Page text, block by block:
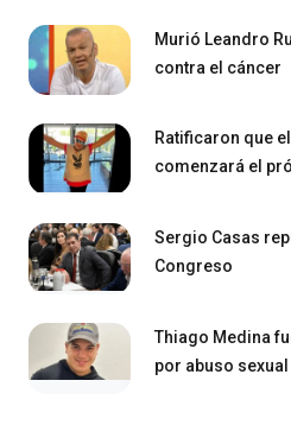
Murió Leandro
contra el cáncer
Ratificaron que
comenzará el
Sergio Casas
Congreso
Thiago Medina
por abuso sexual